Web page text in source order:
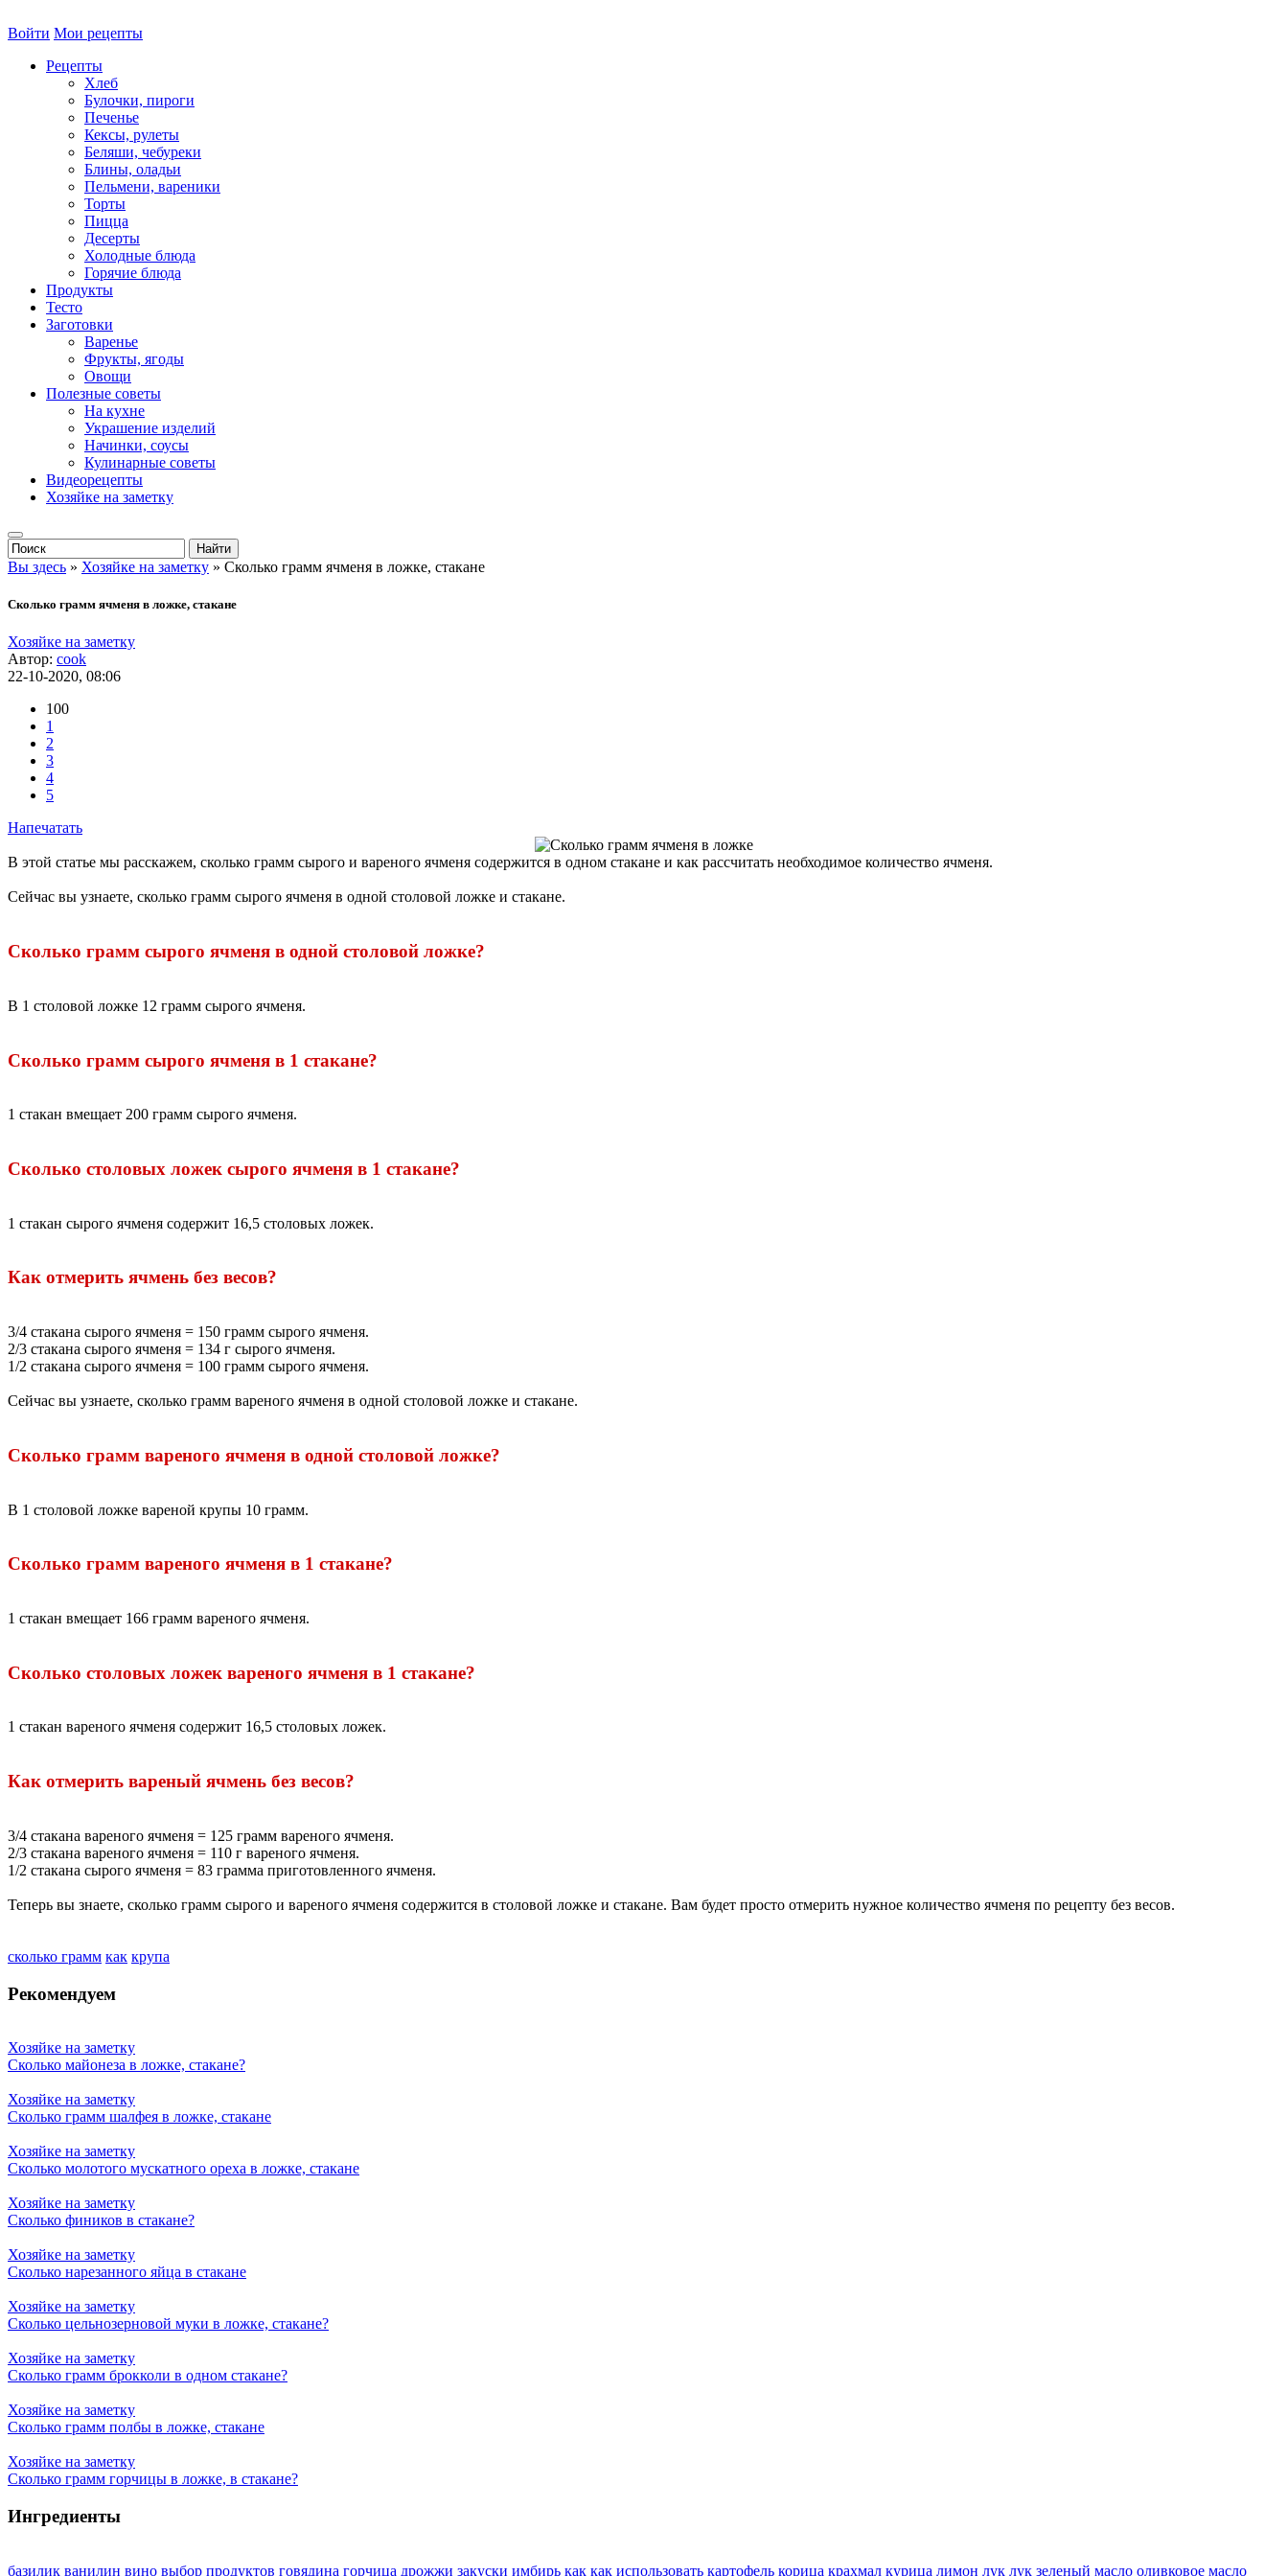
Войти Мои рецепты
Рецепты
Хлеб
Булочки, пироги
Печенье
Кексы, рулеты
Беляши, чебуреки
Блины, оладьи
Пельмени, вареники
Торты
Пицца
Десерты
Холодные блюда
Горячие блюда
Продукты
Тесто
Заготовки
Варенье
Фрукты, ягоды
Овощи
Полезные советы
На кухне
Украшение изделий
Начинки, соусы
Кулинарные советы
Видеорецепты
Хозяйке на заметку
Вы здесь » Хозяйке на заметку » Сколько грамм ячменя в ложке, стакане
Сколько грамм ячменя в ложке, стакане
Хозяйке на заметку
Автор: cook
22-10-2020, 08:06
100
1
2
3
4
5
Напечатать
В этой статье мы расскажем, сколько грамм сырого и вареного ячменя содержится в одном стакане и как рассчитать необходимое количество ячменя.
Сейчас вы узнаете, сколько грамм сырого ячменя в одной столовой ложке и стакане.
Сколько грамм сырого ячменя в одной столовой ложке?
В 1 столовой ложке 12 грамм сырого ячменя.
Сколько грамм сырого ячменя в 1 стакане?
1 стакан вмещает 200 грамм сырого ячменя.
Сколько столовых ложек сырого ячменя в 1 стакане?
1 стакан сырого ячменя содержит 16,5 столовых ложек.
Как отмерить ячмень без весов?
3/4 стакана сырого ячменя = 150 грамм сырого ячменя.
2/3 стакана сырого ячменя = 134 г сырого ячменя.
1/2 стакана сырого ячменя = 100 грамм сырого ячменя.
Сейчас вы узнаете, сколько грамм вареного ячменя в одной столовой ложке и стакане.
Сколько грамм вареного ячменя в одной столовой ложке?
В 1 столовой ложке вареной крупы 10 грамм.
Сколько грамм вареного ячменя в 1 стакане?
1 стакан вмещает 166 грамм вареного ячменя.
Сколько столовых ложек вареного ячменя в 1 стакане?
1 стакан вареного ячменя содержит 16,5 столовых ложек.
Как отмерить вареный ячмень без весов?
3/4 стакана вареного ячменя = 125 грамм вареного ячменя.
2/3 стакана вареного ячменя = 110 г вареного ячменя.
1/2 стакана сырого ячменя = 83 грамма приготовленного ячменя.
Теперь вы знаете, сколько грамм сырого и вареного ячменя содержится в столовой ложке и стакане. Вам будет просто отмерить нужное количество ячменя по рецепту без весов.
сколько грамм как крупа
Рекомендуем
Хозяйке на заметку
Сколько майонеза в ложке, стакане?
Хозяйке на заметку
Сколько грамм шалфея в ложке, стакане
Хозяйке на заметку
Сколько молотого мускатного ореха в ложке, стакане
Хозяйке на заметку
Сколько фиников в стакане?
Хозяйке на заметку
Сколько нарезанного яйца в стакане
Хозяйке на заметку
Сколько цельнозерновой муки в ложке, стакане?
Хозяйке на заметку
Сколько грамм брокколи в одном стакане?
Хозяйке на заметку
Сколько грамм полбы в ложке, стакане
Хозяйке на заметку
Сколько грамм горчицы в ложке, в стакане?
Ингредиенты
базилик ванилин вино выбор продуктов говядина горчица дрожжи закуски имбирь как как использовать картофель корица крахмал курица лимон лук лук зеленый масло оливковое масло